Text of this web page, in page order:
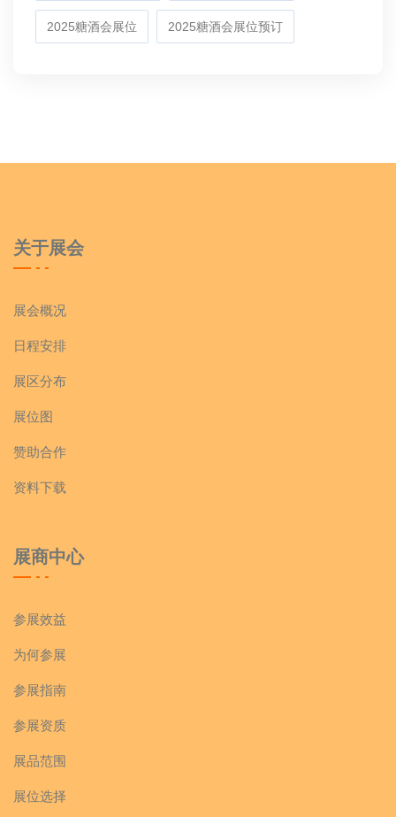
2025糖酒会展位 2025糖酒会展位预订
关于展会
展会概况
日程安排
展区分布
展位图
赞助合作
资料下载
展商中心
参展效益
为何参展
参展指南
参展资质
展品范围
展位选择